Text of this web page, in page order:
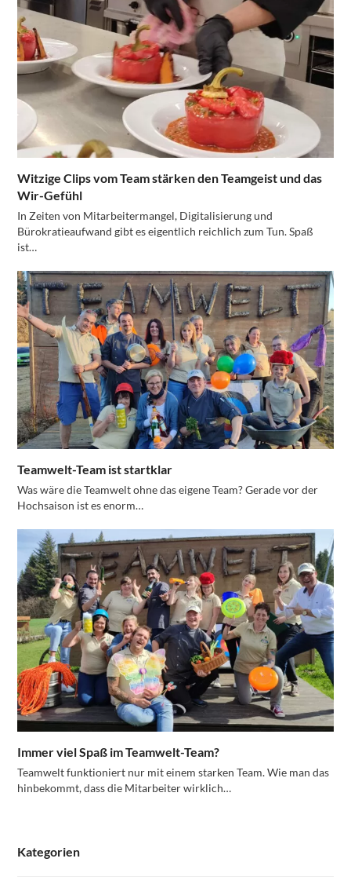
Witzige Clips vom Team stärken den Teamgeist und das
Wir-Gefühl
In Zeiten von Mitarbeitermangel, Digitalisierung und
Bürokratieaufwand gibt es eigentlich reichlich zum Tun. Spaß
ist…
Teamwelt-Team ist startklar
Was wäre die Teamwelt ohne das eigene Team? Gerade vor der
Hochsaison ist es enorm…
Immer viel Spaß im Teamwelt-Team?
Teamwelt funktioniert nur mit einem starken Team. Wie man das
hinbekommt, dass die Mitarbeiter wirklich…
Kategorien